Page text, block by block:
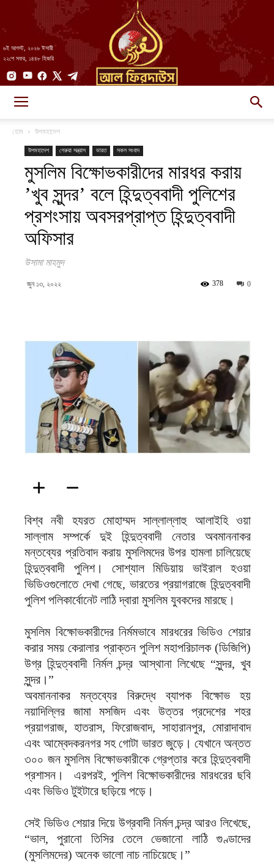
৬ই আগস্ট, ২০২৬ ঈসায়ী
২২শে সফর, ১৪৪৮ হিজরি
||
আল-
হোম উপমহাদেশ
উপমহাদেশ গেরুয়া সন্ত্রাস ভারত সকল সংবাদ
মুসলিম বিক্ষোভকারীদের মারধর করায়
’খুব সুন্দর’ বলে হিন্দুত্ববাদী পুলিশের
প্রশংসায় অবসরপ্রাপ্ত হিন্দুত্ববাদী
অফিসার
উসামা মাহমুদ
জুন ১৩, ২০২২ 0
378
বিশ্ব নবী হযরত মোহাম্মদ সাল্লাল্লাহু আলাইহি ওয়া
সাল্লাম সম্পর্কে দুই হিন্দুত্ববাদী নেতার অবমাননাকর
মন্তব্যের প্রতিবাদ করায় মুসলিমদের উপর হামলা চালিয়েছে
হিন্দুত্ববাদী পুলিশ। সোশ্যাল মিডিয়ায় ভাইরাল হওয়া
ভিডিওগুলোতে দেখা গেছে, ভারতের প্রয়াগরাজে হিন্দুত্ববাদী
পুলিশ পলিকার্বোনেট লাঠি দ্বারা মুসলিম যুবকদের মারছে।
মুসলিম বিক্ষোভকারীদের নির্মমভাবে মারধরের ভিডিও শেয়ার
করার সময় কেরালার প্রাক্তন পুলিশ মহাপরিচালক (ডিজিপি)
উগ্র হিন্দুত্ববাদী নির্মল চন্দ্র আস্থানা লিখেছে “সুন্দর, খুব
সুন্দর।”
অবমাননাকর মন্তব্যের বিরুদ্ধে ব্যাপক বিক্ষোভ হয়
নয়াদিল্লির জামা মসজিদ এবং উত্তর প্রদেশের শহর
প্রয়াগরাজ, হাতরাস, ফিরোজবাদ, সাহারানপুর, মোরাদাবাদ
এবং আম্বেদকরনগর সহ গোটা ভারত জুড়ে। যেখানে অন্তত
৩০০ জন মুসলিম বিক্ষোভকারীকে গ্রেপ্তার করে হিন্দুত্ববাদী
প্রশাসন। এরপরই, পুলিশ বিক্ষোভকারীদের মারধরের ছবি
এবং ভিডিও টুইটারে ছড়িয়ে পড়ে।
সেই ভিডিও শেয়ার দিয়ে উগ্রবাদী নির্মল চন্দ্র আরও লিখেছে,
“ভাল, পুরানো তিসির তেলে ভেজানো লাঠি গুণ্ডাদের
(মুসলিমদের) অনেক ভালো নাচ নাচিয়েছে।”